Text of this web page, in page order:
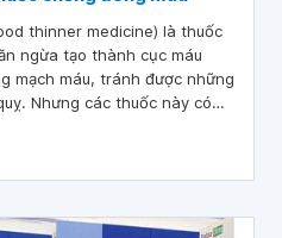
thinner medicine) là thuốc
ngừa tạo thành cục máu
mạch máu, tránh được những
Nhưng các thuốc này có
hơn, thậm chí đe dọa